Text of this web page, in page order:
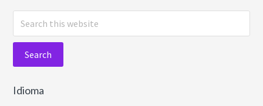
Search
this
Idioma